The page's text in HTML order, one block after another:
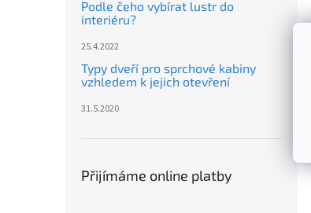
Podle čeho vybírat lustr do
interiéru?
25.4.2022
Typy dveří pro sprchové kabiny
vzhledem k jejich otevření
31.5.2020
Přijímáme online platby